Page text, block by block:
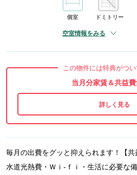
個室 ドミトリー
空室情報をみる
この物件には特典がつ
当月分家賃＆共益費
毎月の出費をグッと抑えられます！【共
水道光熱費・Ｗｉ-ｆｉ・生活に必要な